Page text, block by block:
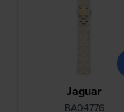
Jaguar
BA04776